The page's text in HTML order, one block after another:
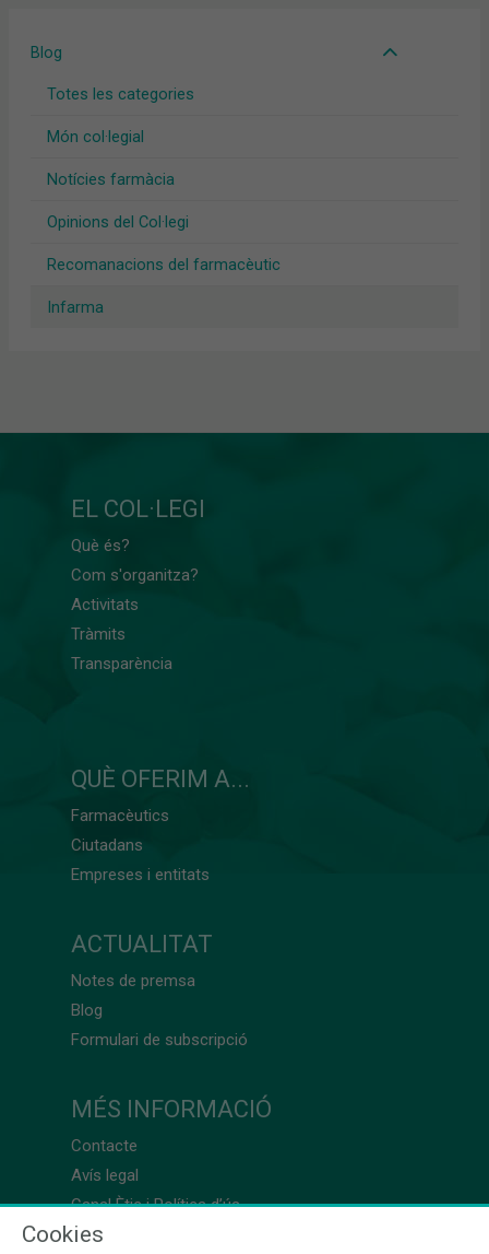
Blog
Totes les categories
Món col·legial
Notícies farmàcia
Opinions del Col·legi
Recomanacions del farmacèutic
Infarma
EL COL·LEGI
Què és?
Com s'organitza?
Activitats
Tràmits
Transparència
QUÈ OFERIM A...
Farmacèutics
Ciutadans
Empreses i entitats
ACTUALITAT
Notes de premsa
Blog
Formulari de subscripció
MÉS INFORMACIÓ
Contacte
Avís legal
Canal Ètic i Política d’ús
Cookies